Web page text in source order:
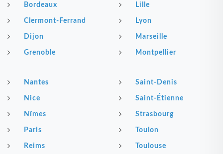
Bordeaux
Clermont-Ferrand
Dijon
Grenoble
Lille
Lyon
Marseille
Montpellier
Nantes
Nice
Nîmes
Paris
Reims
Saint-Denis
Saint-Étienne
Strasbourg
Toulon
Toulouse